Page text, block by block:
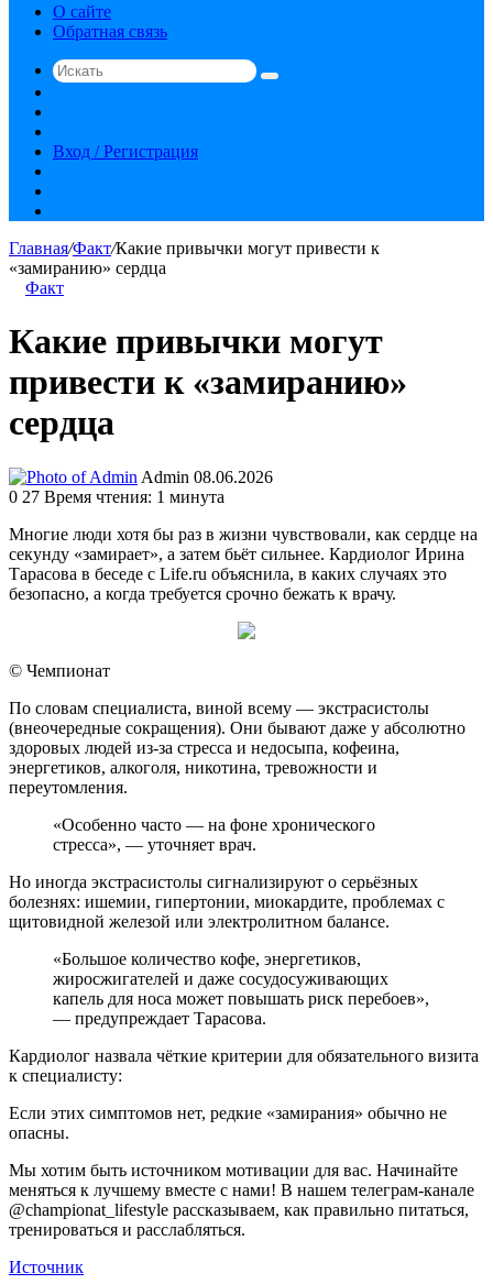
О сайте
Обратная связь
Искать
статья
Вход / Регистрация
Главная/Факт/Какие привычки могут привести к
«замиранию» сердца
Факт
Какие привычки могут
привести к «замиранию»
сердца
Admin Send
an
08.06.2026
0 27 Время чтения: 1 минута
Многие люди хотя бы раз в жизни чувствовали, как сердце на
секунду «замирает», а затем бьёт сильнее. Кардиолог Ирина
Тарасова в беседе с Life.ru объяснила, в каких случаях это
безопасно, а когда требуется срочно бежать к врачу.
© Чемпионат
По словам специалиста, виной всему — экстрасистолы
(внеочередные сокращения). Они бывают даже у абсолютно
здоровых людей из-за стресса и недосыпа, кофеина,
энергетиков, алкоголя, никотина, тревожности и
переутомления.
«Особенно часто — на фоне хронического
стресса», — уточняет врач.
Но иногда экстрасистолы сигнализируют о серьёзных
болезнях: ишемии, гипертонии, миокардите, проблемах с
щитовидной железой или электролитном балансе.
«Большое количество кофе, энергетиков,
жиросжигателей и даже сосудосуживающих
капель для носа может повышать риск перебоев»,
— предупреждает Тарасова.
Кардиолог назвала чёткие критерии для обязательного визита
к специалисту:
Если этих симптомов нет, редкие «замирания» обычно не
опасны.
Мы хотим быть источником мотивации для вас. Начинайте
меняться к лучшему вместе с нами! В нашем телеграм-канале
@championat_lifestyle рассказываем, как правильно питаться,
тренироваться и расслабляться.
Источник